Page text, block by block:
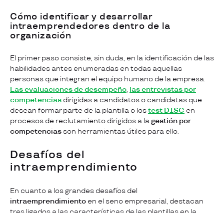
Cómo identificar y desarrollar
intraemprendedores dentro de la
organización
El primer paso consiste, sin duda, en la identificación de las
habilidades antes enumeradas en todas aquellas
personas que integran el equipo humano de la empresa.
Las evaluaciones de desempeño, las entrevistas por
competencias dirigidas a candidatos o candidatas que
desean formar parte de la plantilla o lostest DISC en
procesos de reclutamiento dirigidos a la gestión por
competencias son herramientas útiles para ello.
Desafíos del
intraemprendimiento
En cuanto a los grandes desafíos del
intraemprendimiento en el seno empresarial, destacan